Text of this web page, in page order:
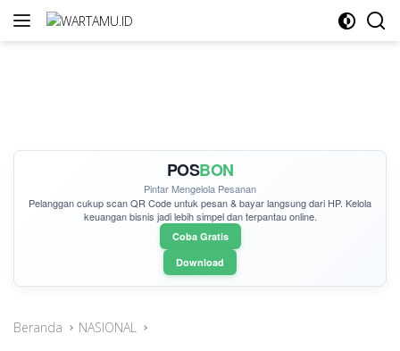
Langsung
POSBON
Pintar Mengelola Pesanan
Pelanggan cukupscan QR Codeuntuk pesan & bayar langsung dari HP. Kelola
keuangan bisnis jadi lebih simpel dan terpantau online.
Coba Gratis
Download
Beranda NASIONAL